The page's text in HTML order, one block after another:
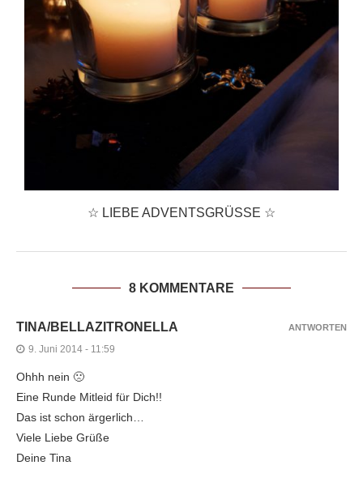
☆ LIEBE ADVENTSGRÜSSE ☆
8 KOMMENTARE
TINA/BELLAZITRONELLA
9. Juni 2014 - 11:59
Ohhh nein 🙁
Eine Runde Mitleid für Dich!!
Das ist schon ärgerlich…
Viele Liebe Grüße
Deine Tina
ANTWORTEN